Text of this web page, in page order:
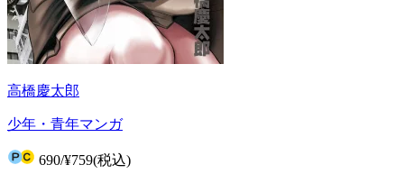
高橋慶太郎
少年・青年マンガ
690/¥759(税込)